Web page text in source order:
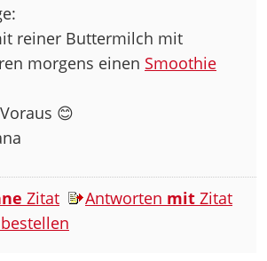
reiner Buttermilch mit
morgens einen Smoothie
😊
Zitat Antworten mit Zitat